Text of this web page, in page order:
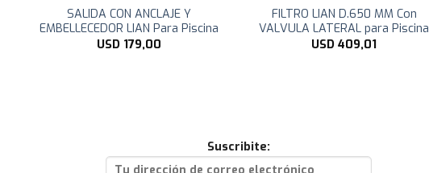
SALIDA CON ANCLAJE Y
EMBELLECEDOR LIAN Para Piscina
USD 179,00
FILTRO LIAN D.650 MM Con
VALVULA LATERAL para Piscina
USD409,01
Suscribite: